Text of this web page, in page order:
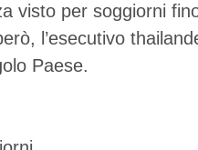
visto per soggiorni
l’esecutivo
Paese.